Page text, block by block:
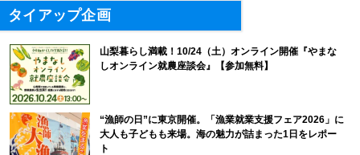
タイアップ企画
山梨暮らし満載！10/24（土）オンライン開催『やまな
しオンライン就農座談会』【参加無料】
“漁師の日”に東京開催。「漁業就業支援フェア2026」に
大人も子どもも来場。海の魅力が詰まった1日をレポー
ト